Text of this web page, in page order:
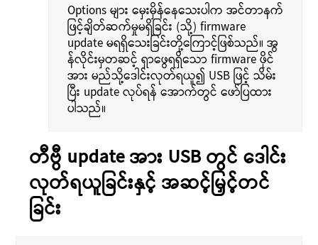
Options များ မှေးမှိန်နေသေးပါက အင်တာနက်
ဖြင့်ချိတ်ဆက်မှုမရှိခြင်း (သို့) firmware
update မရရှိသေးခြင်းတို့ကြောင့်ဖြစ်သည်။ အွ
န်လိုင်းမှတဆင့် ရှာဖွေရရှိသော firmware ဖိုင်
အား မည်သို့ဒေါင်းလုတ်ရယူ၍ USB ဖြင့် သိမ်း
ပြီး update လုပ်ရန် အောက်တွင် ဖော်ပြထား
ပါသည်။
တီဗွီ update အား USB တွင် ဒေါင်း
လုတ်ရယူခြင်းနှင့် အဆင့်မြှင့်တင်
ခြင်း